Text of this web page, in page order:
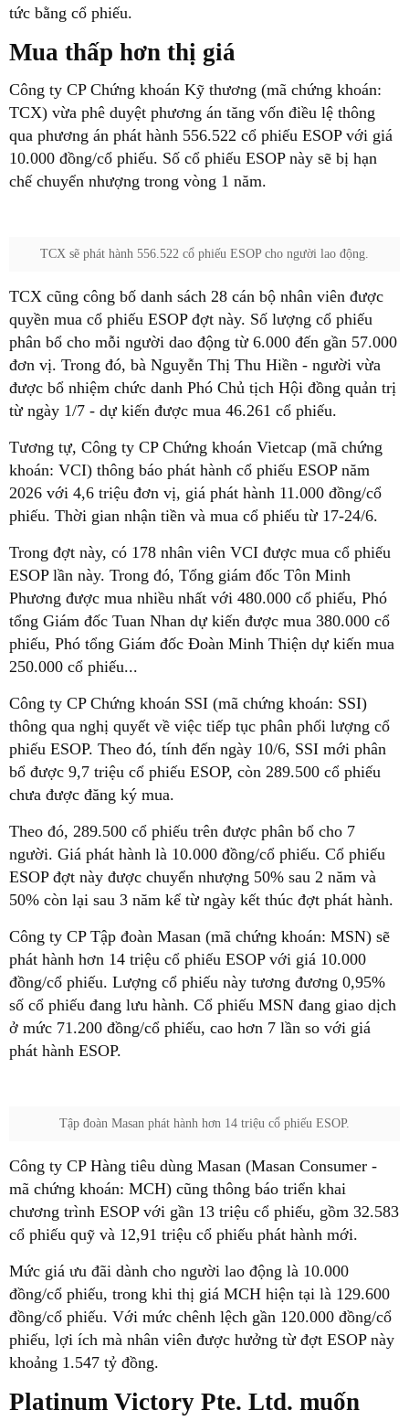
tức bằng cổ phiếu.
Mua thấp hơn thị giá
Công ty CP Chứng khoán Kỹ thương (mã chứng khoán:
TCX) vừa phê duyệt phương án tăng vốn điều lệ thông
qua phương án phát hành 556.522 cổ phiếu ESOP với giá
10.000 đồng/cổ phiếu. Số cổ phiếu ESOP này sẽ bị hạn
chế chuyển nhượng trong vòng 1 năm.
TCX sẽ phát hành 556.522 cổ phiếu ESOP cho người lao động.
TCX cũng công bố danh sách 28 cán bộ nhân viên được
quyền mua cổ phiếu ESOP đợt này. Số lượng cổ phiếu
phân bổ cho mỗi người dao động từ 6.000 đến gần 57.000
đơn vị. Trong đó, bà Nguyễn Thị Thu Hiền - người vừa
được bổ nhiệm chức danh Phó Chủ tịch Hội đồng quản trị
từ ngày 1/7 - dự kiến được mua 46.261 cổ phiếu.
Tương tự, Công ty CP Chứng khoán Vietcap (mã chứng
khoán: VCI) thông báo phát hành cổ phiếu ESOP năm
2026 với 4,6 triệu đơn vị, giá phát hành 11.000 đồng/cổ
phiếu. Thời gian nhận tiền và mua cổ phiếu từ 17-24/6.
Trong đợt này, có 178 nhân viên VCI được mua cổ phiếu
ESOP lần này. Trong đó, Tổng giám đốc Tôn Minh
Phương được mua nhiều nhất với 480.000 cổ phiếu, Phó
tổng Giám đốc Tuan Nhan dự kiến được mua 380.000 cổ
phiếu, Phó tổng Giám đốc Đoàn Minh Thiện dự kiến mua
250.000 cổ phiếu...
Công ty CP Chứng khoán SSI (mã chứng khoán: SSI)
thông qua nghị quyết về việc tiếp tục phân phối lượng cổ
phiếu ESOP. Theo đó, tính đến ngày 10/6, SSI mới phân
bổ được 9,7 triệu cổ phiếu ESOP, còn 289.500 cổ phiếu
chưa được đăng ký mua.
Theo đó, 289.500 cổ phiếu trên được phân bổ cho 7
người. Giá phát hành là 10.000 đồng/cổ phiếu. Cổ phiếu
ESOP đợt này được chuyển nhượng 50% sau 2 năm và
50% còn lại sau 3 năm kể từ ngày kết thúc đợt phát hành.
Công ty CP Tập đoàn Masan (mã chứng khoán: MSN) sẽ
phát hành hơn 14 triệu cổ phiếu ESOP với giá 10.000
đồng/cổ phiếu. Lượng cổ phiếu này tương đương 0,95%
số cổ phiếu đang lưu hành. Cổ phiếu MSN đang giao dịch
ở mức 71.200 đồng/cổ phiếu, cao hơn 7 lần so với giá
phát hành ESOP.
Tập đoàn Masan phát hành hơn 14 triệu cổ phiếu ESOP.
Công ty CP Hàng tiêu dùng Masan (Masan Consumer -
mã chứng khoán: MCH) cũng thông báo triển khai
chương trình ESOP với gần 13 triệu cổ phiếu, gồm 32.583
cổ phiếu quỹ và 12,91 triệu cổ phiếu phát hành mới.
Mức giá ưu đãi dành cho người lao động là 10.000
đồng/cổ phiếu, trong khi thị giá MCH hiện tại là 129.600
đồng/cổ phiếu. Với mức chênh lệch gần 120.000 đồng/cổ
phiếu, lợi ích mà nhân viên được hưởng từ đợt ESOP này
khoảng 1.547 tỷ đồng.
Platinum Victory Pte. Ltd. muốn